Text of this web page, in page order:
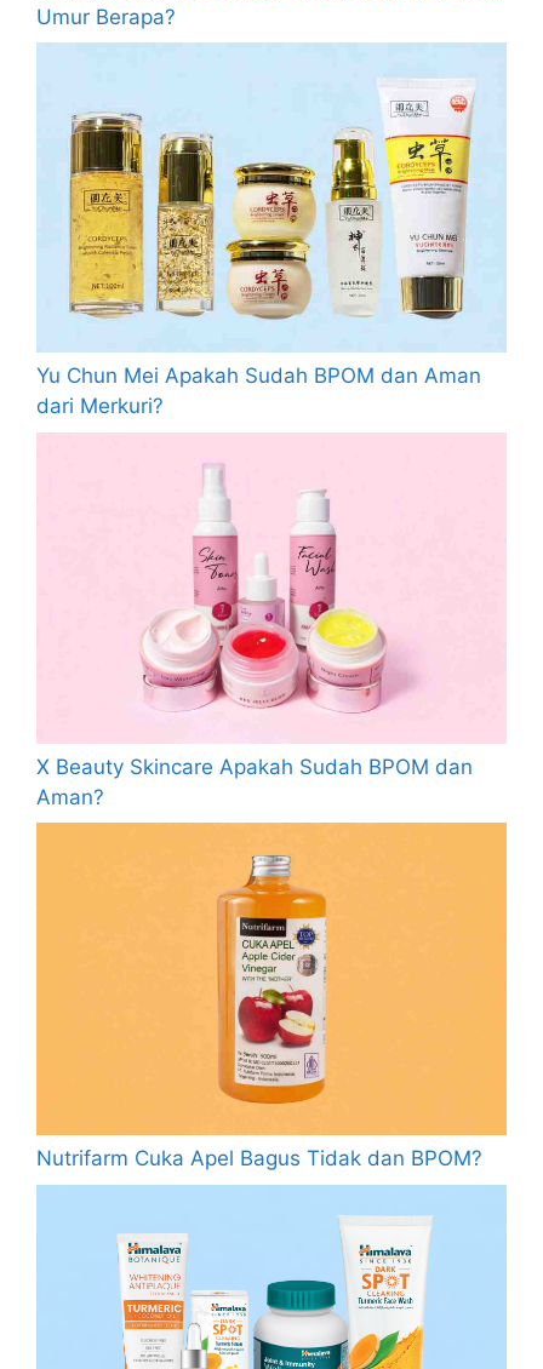
Umur Berapa?
Yu Chun Mei Apakah Sudah BPOM dan Aman
dari Merkuri?
X Beauty Skincare Apakah Sudah BPOM dan
Aman?
Nutrifarm Cuka Apel Bagus Tidak dan BPOM?